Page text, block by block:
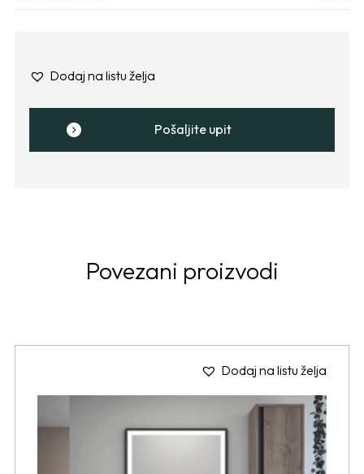
Dodaj na listu želja
Pošaljite upit
Povezani proizvodi
Dodaj na listu želja